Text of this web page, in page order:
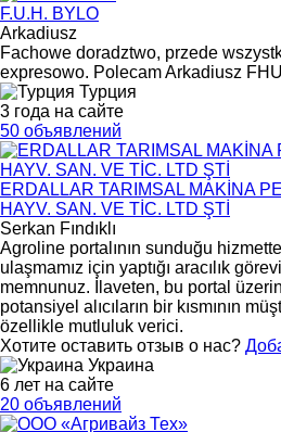
F.U.H. BYLO
Arkadiusz
Fachowe doradztwo, przede
expresowo. Polecam Arkadiusz
Турция
3 года на сайте
50 объявлений
ERDALLAR TARIMSAL MAKİNA
HAYV. SAN. VE TİC. LTD ŞTİ
Serkan Fındıklı
Agroline portalının sunduğu
ulaşmamız için yaptığı aracılık
memnunuz. İlaveten, bu portal
potansiyel alıcıların bir kısmının
özellikle mutluluk verici.
Хотите оставить отзыв о нас?
Украина
6 лет на сайте
20 объявлений